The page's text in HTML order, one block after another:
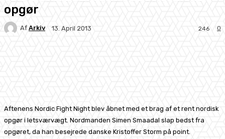
opgør
Af Arkiv 13. April 2013 0
246
Aftenens Nordic Fight Night blev åbnet med et brag af et rent nordisk
opgør i letsværvægt. Nordmanden Simen Smaadal slap bedst fra
opgøret, da han besejrede danske Kristoffer Storm på point.